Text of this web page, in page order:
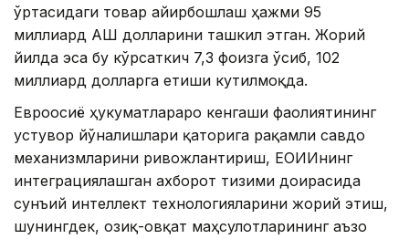
ўртасидаги товар айирбошлаш ҳажми 95
миллиард АҚШ долларини ташкил этган. Жорий
йилда эса бу кўрсаткич 7,3 фоизга ўсиб, 102
миллиард долларга етиши кутилмоқда.
Евроосиё ҳукуматлараро кенгаши фаолиятининг
устувор йўналишлари қаторига рақамли савдо
механизмларини ривожлантириш, ЕОИИнинг
интеграциялашган ахборот тизими доирасида
сунъий интеллект технологияларини жорий этиш,
шунингдек, озиқ-овқат маҳсулотларининг аъзо